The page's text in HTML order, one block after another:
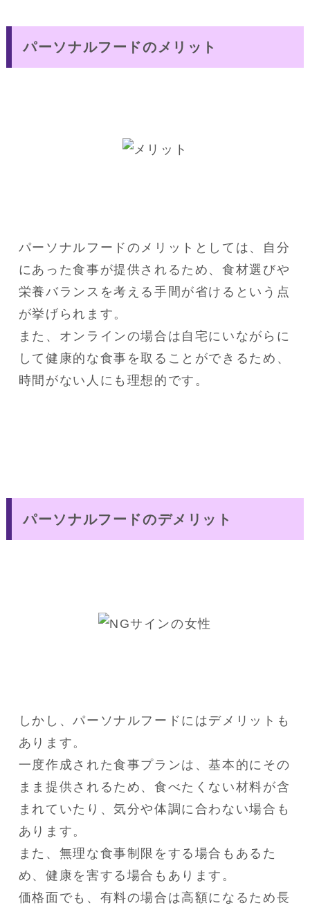
パーソナルフードのメリット
パーソナルフードのメリットとしては、自分
にあった食事が提供されるため、食材選びや
栄養バランスを考える手間が省けるという点
が挙げられます。
また、オンラインの場合は自宅にいながらに
して健康的な食事を取ることができるため、
時間がない人にも理想的です。
パーソナルフードのデメリット
しかし、パーソナルフードにはデメリットも
あります。
一度作成された食事プランは、基本的にその
まま提供されるため、食べたくない材料が含
まれていたり、気分や体調に合わない場合も
あります。
また、無理な食事制限をする場合もあるた
め、健康を害する場合もあります。
価格面でも、有料の場合は高額になるため長